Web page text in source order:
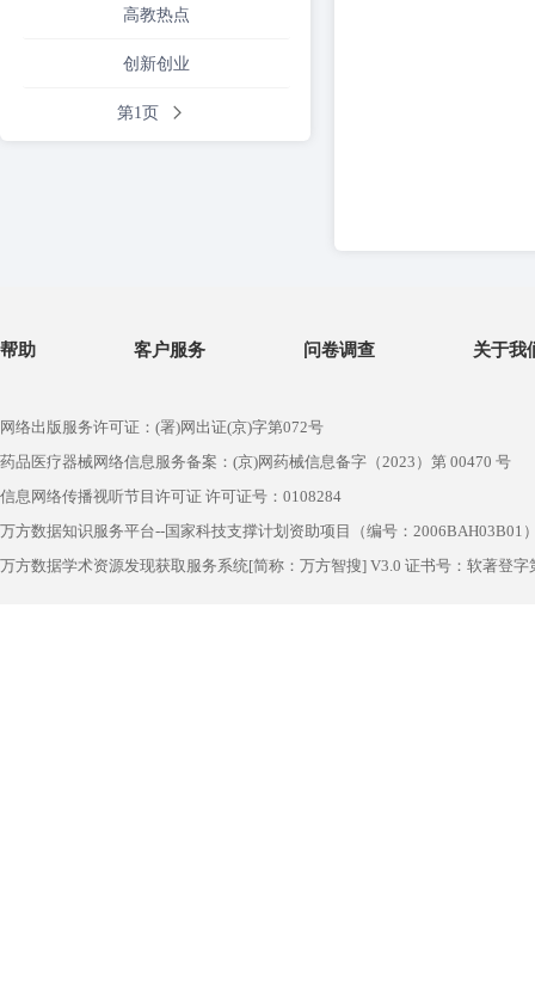
高教热点
创新创业
第1页
帮助 客户服务 问卷调查 关于我
网络出版服务许可证：(署)网出证(京)字第072号
药品医疗器械网络信息服务备案：(京)网药械信息备字（2023）第 00470 号
信息网络传播视听节目许可证 许可证号：0108284
万方数据知识服务平台--国家科技支撑计划资助项目（编号：2006BAH03B01
万方数据学术资源发现获取服务系统[简称：万方智搜] V3.0 证书号：软著登字